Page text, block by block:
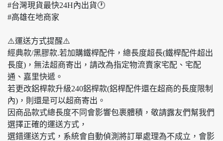
#台灣現貨最快24H內出貨🕐
#高雄在地商家
⚠️運送方式提醒⚠️
經典款/黑膠款.若加購鐵桿配件，總長度超長(鐵桿配件超出
長度)，無法超商寄出，請改為指定物流賣家宅配、宅配
通、嘉里快遞。
若更改鋁桿款升級240鋁桿款(鋁桿配件還在超商的長度限制
內)，則還是可以超商寄出。
因商品款式總長度不同會影響包裹體積，敬請露友們幫我們
選擇正確的運送方式，
選錯運送方式，系統會自動偵測將訂單處理為不成立，會影